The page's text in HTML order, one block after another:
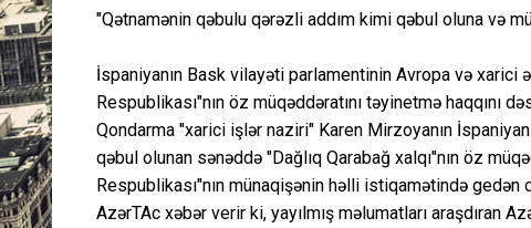
"Qətnamənin qəbulu qərəzli addım kimi qəbul oluna və
İspaniyanın Bask vilayəti parlamentinin Avropa və xarici
Respublikası"nın öz müqəddəratını təyinetmə haqqını
Qondarma "xarici işlər naziri" Karen Mirzoyanın
qəbul olunan sənəddə "Dağlıq Qarabağ xalqı"nın öz
Respublikası"nın münaqişənin həlli istiqamətində gedən
AzərTAc xəbər verir ki, yayılmış məlumatları araşdıran